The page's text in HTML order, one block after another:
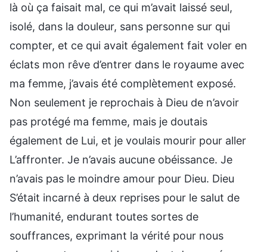
là où ça faisait mal, ce qui m’avait laissé seul,
isolé, dans la douleur, sans personne sur qui
compter, et ce qui avait également fait voler en
éclats mon rêve d’entrer dans le royaume avec
ma femme, j’avais été complètement exposé.
Non seulement je reprochais à Dieu de n’avoir
pas protégé ma femme, mais je doutais
également de Lui, et je voulais mourir pour aller
L’affronter. Je n’avais aucune obéissance. Je
n’avais pas le moindre amour pour Dieu. Dieu
S’était incarné à deux reprises pour le salut de
l’humanité, endurant toutes sortes de
souffrances, exprimant la vérité pour nous